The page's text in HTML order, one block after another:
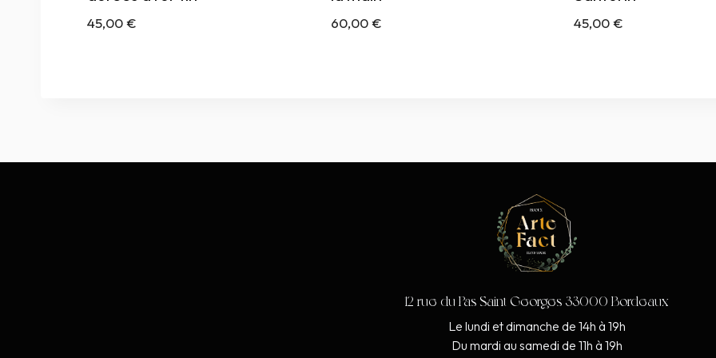
45,00€ 60,00€ 45,00€
12 rue du Pas Saint Georges 33000 Bordeaux
Le lundi et dimanche de 14h à 19h
Du mardi au samedi de 11h à 19h